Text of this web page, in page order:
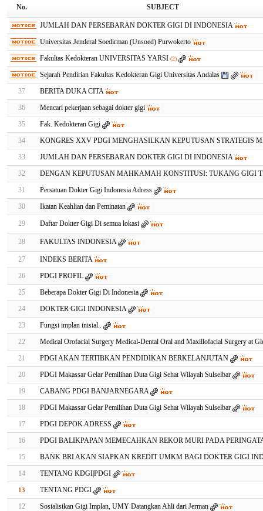
No. SUBJECT
JUMLAH DAN PERSEBARAN DOKTER GIGI DI INDONESIA
Universitas Jenderal Soedirman (Unsoed) Purwokerto
Fakultas Kedokteran UNIVERSITAS YARSI (2)
Sejarah Pendirian Fakultas Kedokteran Gigi Universitas Andalas
37
BERITA DUKA CITA
36
Mencari pekerjaan sebagai dokter gigi
35
Fak. Kedokteran Gigi
34
KONGRES XXV PDGI MENGHASILKAN KEPUTUSAN STRATEGIS
33
JUMLAH DAN PERSEBARAN DOKTER GIGI DI INDONESIA
32
DENGAN KEPUTUSAN MAHKAMAH KONSTITUSI: TUKANG
31
Persatuan Dokter Gigi Indonesia Adress
30
Ikatan Keahlian dan Peminatan
29 Daftar Dokter Gigi Di semua lokasi
28 FAKULTAS INDONESIA
27
INDEKS BERITA
26
PDGI PROFIL
25
Beberapa Dokter Gigi Di Indonesia
24
DOKTER GIGI INDONESIA
23
Fungsi implan inisial..
22
Medical Orofacial Surgery Medical-Dental Oral and Maxillofacial Surgery at
21
PDGI AKAN TERTIBKAN PENDIDIKAN BERKELANJUTAN
20
PDGI Makassar Gelar Pemilihan Duta Gigi Sehat Wilayah Sulselbar
19
CABANG PDGI BANJARNEGARA
18
PDGI Makassar Gelar Pemilihan Duta Gigi Sehat Wilayah Sulselbar
17
PDGI DEPOK ADRESS
16
PDGI BALIKPAPAN MEMECAHKAN REKOR MURI PADA
15
BANK BRI AKAN SIAPKAN KREDIT UMKM BAGI DOKTER GIGI
14
TENTANG KDGI|PDGI
13
TENTANG PDGI
12
Sosialisikan Gigi Implan, UMY Datangkan Ahli dari Jerman